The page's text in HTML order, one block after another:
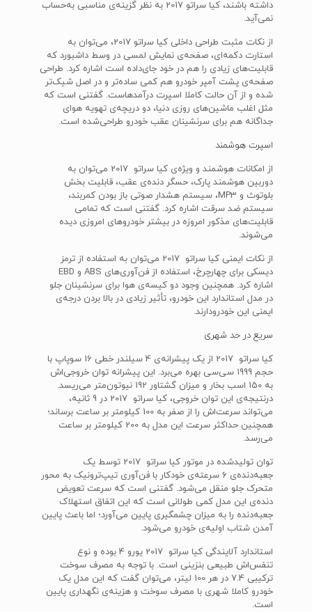
داشته باشند، کیا سراتو 2017 به نظر گزینه‌ی مناسبی به‌حساب
نمی‌آید.
از نکات مثبت طراحی داخلی کیا سراتو 2017، می‌توان به
استارت دکمه‌ای، صفحه‌ی نمایش لمسی در وسط داشبورد که
قابلیت‌های زیادی را هم در خود جای‌داده است اشاره کرد. طراحی
صفحه‌ی پشت آمپر خودرو هم کمی ساده‌تر و در اصل شیک‌تر
شده و از آن حالت کاملا اسپرت درآمدهاست. گفتنی است که
مثل اغلب ماشین‌های روزی دنیا، دو دریچه‌ی تهویه هوای
جداگانه‌ هم برای سرنشینان عقب خودرو طراحی‌شده است.
اسپرت هوشمند
از امکانات هوشمند و ویژه‌ی کیا سراتو 2017 می‌توان به
دوربین هوشمند پارک، حسگر دنده‌ی عقب، قابلیت بخش
بلوتوث و MP3، سیستم هشدار صوتی باز بودن کمربند،
سیستم ضد سرقت اشاره کرد. گفتنی است که تمامی
قابلیت‌های مذکور امروزه در بیشتر خودرو‌های امروزی دیده
می‌شوند.
از نکات ایمنی کیا سراتو 2017 می‌توان به استفاده از ترمز
دیسکی برای چهارچرخ، استفاده از فن‌آوری‌های ABS و EBD
اشاره کرد. همچنین وجود دو کیسه‌ی هوا برای سرنشینان جلو
در مدل استاندارد این خودرو، تأثیر زیادی در بالا بردن درجه‌ی
ایمنی این خودرودارند.
سریع در حد شهری
کیا سراتو 2017 از یک پیشرانه‌ی 4 سیلندر خطی 16 سوپاپ با
حجم 1999 سی‌سی بهره می‌برد. این پیشرانه‌ توان خروجی‌اش
به 150 اسب بخار و میزان گشتاور 192 نیوتون‌متر می‌ریسد.
درنتیجه‌ی این توان خروجی، کیا سراتو 2017 در 9 ثانیه،
می‌تواند سرعت‌اش را از صفر به 100 کیلومتر بر ساعت برساند؛
همچنین حداکثر سرعت این مدل به 200 کیلومتر بر ساعت
می‌رسد.
توان تولیدشده در موتور کیا سراتو 2017 توسط یک
جعبه‌دنده‌ی 6 سرعته‌ی خودکار با فن‌آوری تیپ‌ترونیک به محور
متحرک جلو منقل می‌شود. گفتنی است که سرعت تعویض
دنده‌ی این مدل کمی طولانی است که این اتفاق استهلاک
جعبه‌دنده را به میزان چشمگیری پایین می‌آورد؛ اما باعث پایین
آمدن شتاب اولیه‌ی خودرو می‌شود.
استاندارد آلایندگی کیا سراتو 2017 یورو 4 بوده و نوع
تنفس‌اش طبیعی بنزینی است. با توجه به مصرف سوخت
ترکیبی 7.4 در هر 100 لیتر، می‌توان گفت که این مدل یک
خودرو کاملا شهری با مصرف سوخت و هزینه‌ی نگهداری پایین
است.